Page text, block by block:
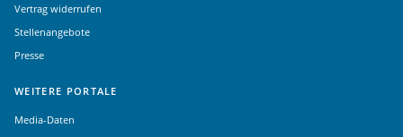
Vertrag widerrufen
Stellenangebote
Presse
WEITERE PORTALE
Media-Daten